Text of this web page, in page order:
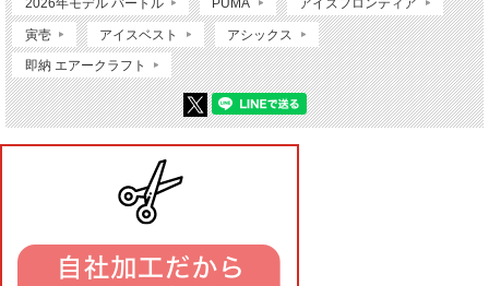
2026年モデル バートル PUMA アイズフロンティア
寅壱 アイスベスト アシックス
即納 エアークラフト